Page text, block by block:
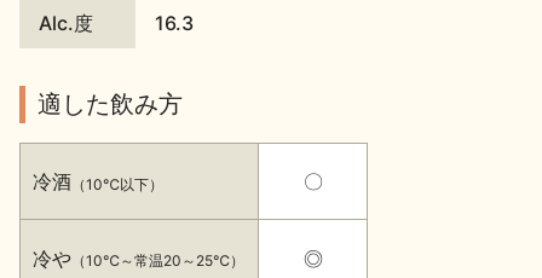
地酒・イベント情報
イベント情報TOP 新商品・おすすめ商品
Alc.度 16.3
適した飲み方
冷酒 （10℃以下）
冷や （10℃～常温20～25℃）
〇
◎